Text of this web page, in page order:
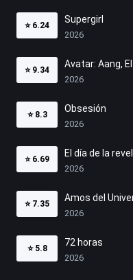
⭐ 6.24
Supergirl
2026
⭐ 9.34
Avatar: Aang,
2026
⭐ 8.3
Obsesión
2026
⭐ 6.69
El día de la
2026
⭐ 7.35
Amos del
2026
⭐ 5.8
72 horas
2026